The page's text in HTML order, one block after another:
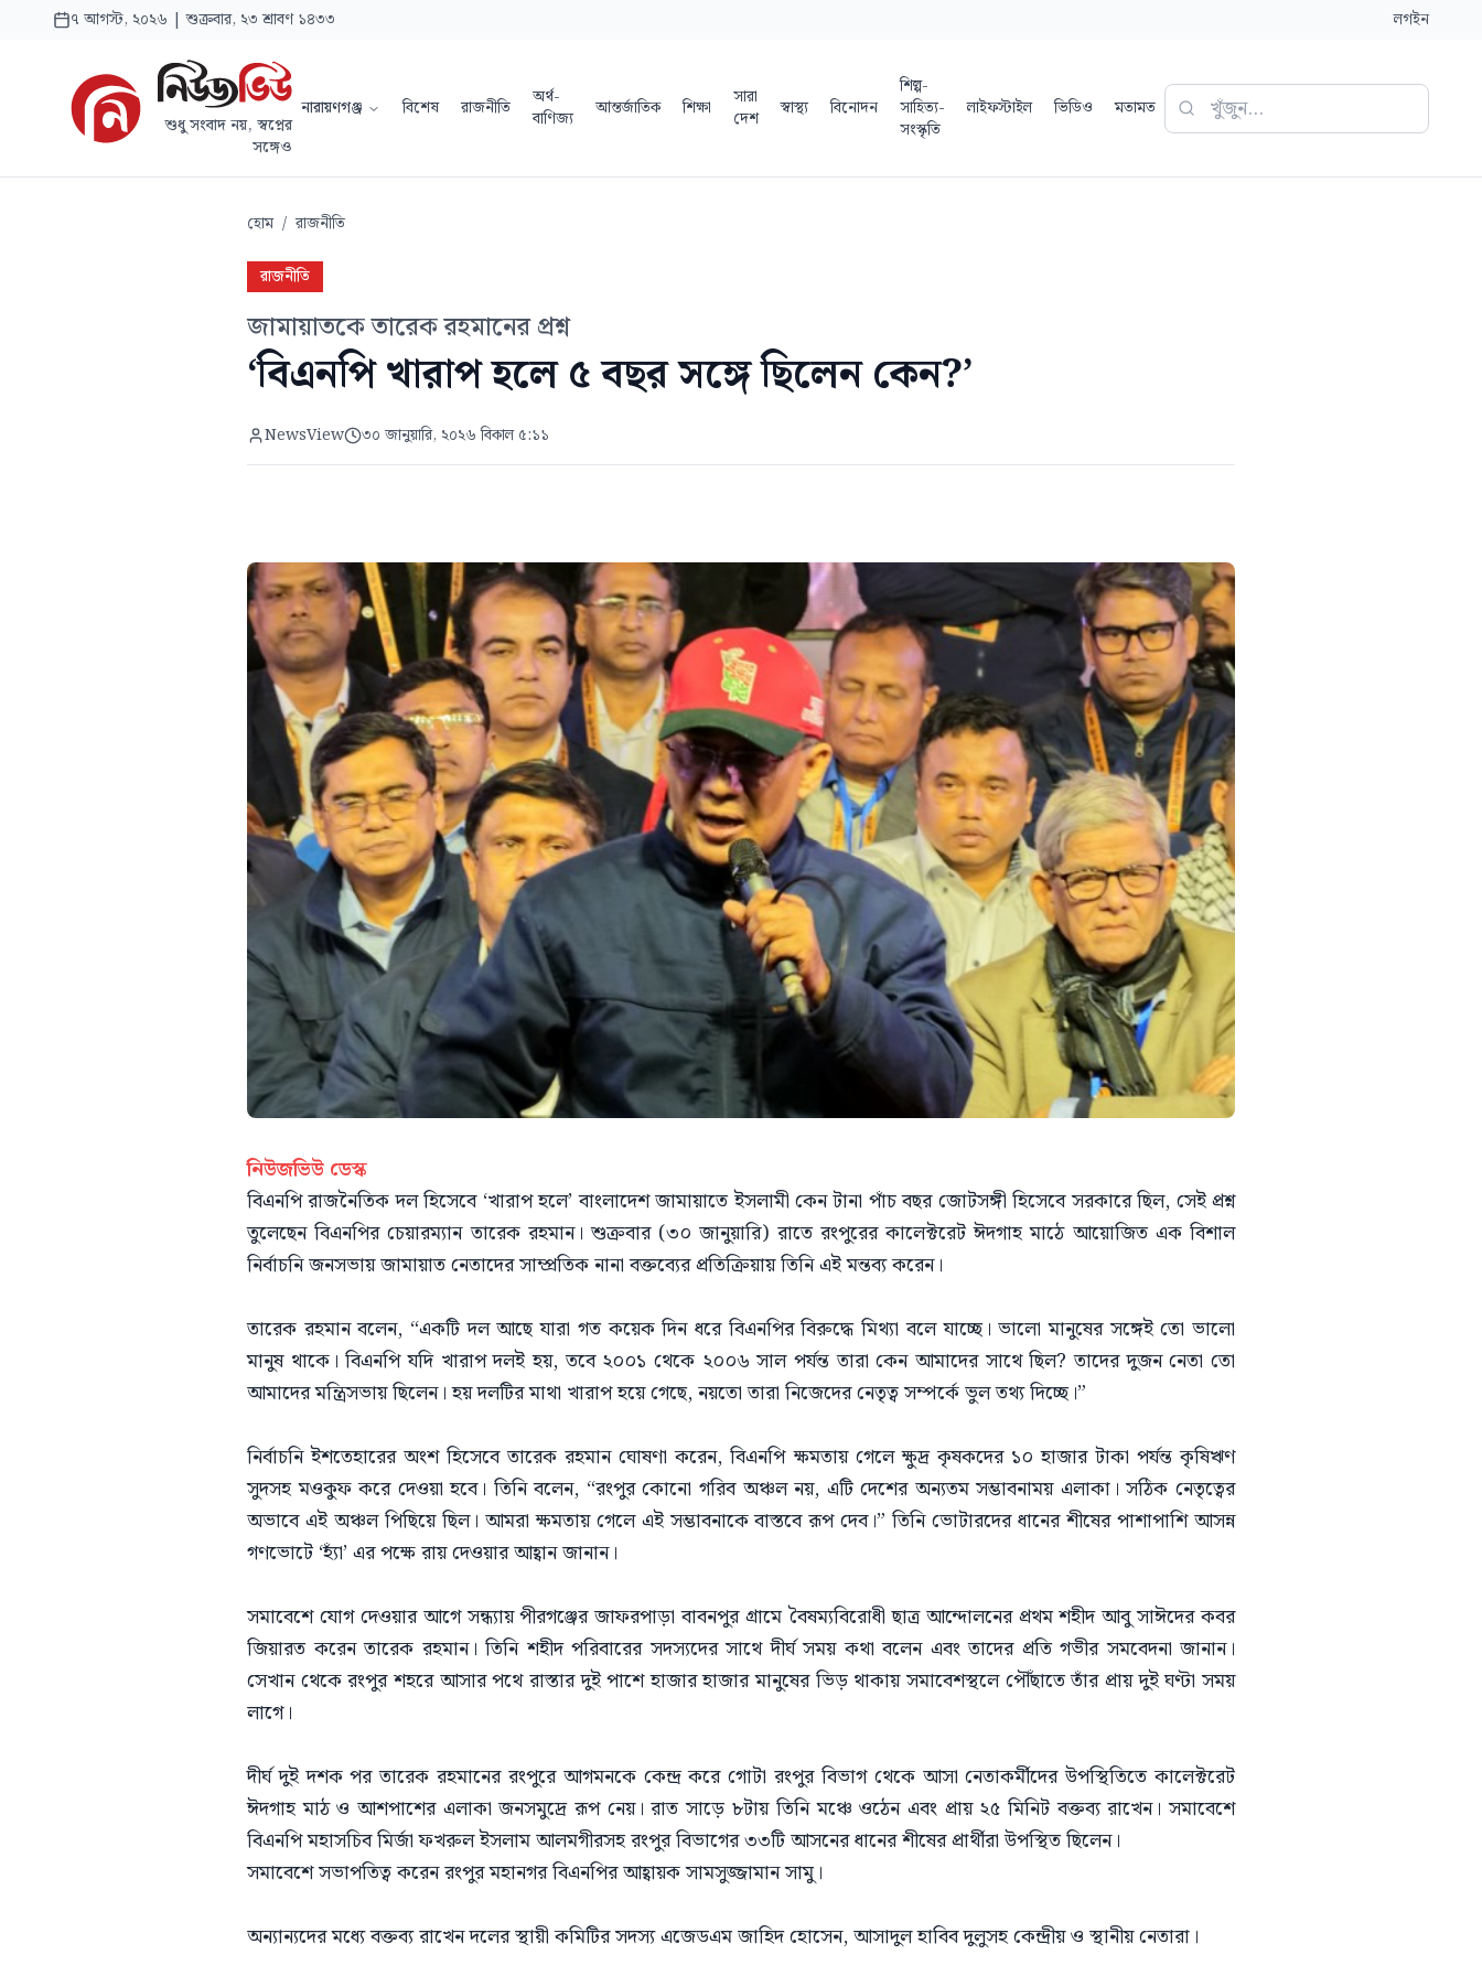
৭ আগস্ট, ২০২৬ | শুক্রবার, ২৩ শ্রাবণ ১৪৩৩ লগইন
শুধু সংবাদ নয়, স্বপ্নের
সঙ্গেও
নারায়ণগঞ্জ বিশেষ রাজনীতি
অর্থ-
বাণিজ্য
আন্তর্জাতিক শিক্ষা
সারা
দেশ
স্বাস্থ্য বিনোদন
শিল্প-
সাহিত্য-
সংস্কৃতি
লাইফস্টাইল ভিডিও মতামত
হোম / রাজনীতি
রাজনীতি
জামায়াতকে তারেক রহমানের প্রশ্ন
‘বিএনপি খারাপ হলে ৫ বছর সঙ্গে ছিলেন কেন?’
NewsView ৩০ জানুয়ারি, ২০২৬ বিকাল ৫:১১
নিউজভিউ ডেস্ক
বিএনপি রাজনৈতিক দল হিসেবে ‘খারাপ হলে’ বাংলাদেশ জামায়াতে ইসলামী কেন টানা পাঁচ বছর জোটসঙ্গী হিসেবে সরকারে ছিল, সেই প্রশ্ন
তুলেছেন বিএনপির চেয়ারম্যান তারেক রহমান। শুক্রবার (৩০ জানুয়ারি) রাতে রংপুরের কালেক্টরেট ঈদগাহ মাঠে আয়োজিত এক বিশাল
নির্বাচনি জনসভায় জামায়াত নেতাদের সাম্প্রতিক নানা বক্তব্যের প্রতিক্রিয়ায় তিনি এই মন্তব্য করেন।
​তারেক রহমান বলেন, “একটি দল আছে যারা গত কয়েক দিন ধরে বিএনপির বিরুদ্ধে মিথ্যা বলে যাচ্ছে। ভালো মানুষের সঙ্গেই তো ভালো
মানুষ থাকে। বিএনপি যদি খারাপ দলই হয়, তবে ২০০১ থেকে ২০০৬ সাল পর্যন্ত তারা কেন আমাদের সাথে ছিল? তাদের দুজন নেতা তো
আমাদের মন্ত্রিসভায় ছিলেন। হয় দলটির মাথা খারাপ হয়ে গেছে, নয়তো তারা নিজেদের নেতৃত্ব সম্পর্কে ভুল তথ্য দিচ্ছে।”
নির্বাচনি ইশতেহারের অংশ হিসেবে তারেক রহমান ঘোষণা করেন, বিএনপি ক্ষমতায় গেলে ক্ষুদ্র কৃষকদের ১০ হাজার টাকা পর্যন্ত কৃষিঋণ
সুদসহ মওকুফ করে দেওয়া হবে। তিনি বলেন, “রংপুর কোনো গরিব অঞ্চল নয়, এটি দেশের অন্যতম সম্ভাবনাময় এলাকা। সঠিক নেতৃত্বের
অভাবে এই অঞ্চল পিছিয়ে ছিল। আমরা ক্ষমতায় গেলে এই সম্ভাবনাকে বাস্তবে রূপ দেব।” তিনি ভোটারদের ধানের শীষের পাশাপাশি আসন্ন
গণভোটে ‘হ্যাঁ’ এর পক্ষে রায় দেওয়ার আহ্বান জানান।
সমাবেশে যোগ দেওয়ার আগে সন্ধ্যায় পীরগঞ্জের জাফরপাড়া বাবনপুর গ্রামে বৈষম্যবিরোধী ছাত্র আন্দোলনের প্রথম শহীদ আবু সাঈদের কবর
জিয়ারত করেন তারেক রহমান। তিনি শহীদ পরিবারের সদস্যদের সাথে দীর্ঘ সময় কথা বলেন এবং তাদের প্রতি গভীর সমবেদনা জানান।
সেখান থেকে রংপুর শহরে আসার পথে রাস্তার দুই পাশে হাজার হাজার মানুষের ভিড় থাকায় সমাবেশস্থলে পৌঁছাতে তাঁর প্রায় দুই ঘণ্টা সময়
লাগে।
দীর্ঘ দুই দশক পর তারেক রহমানের রংপুরে আগমনকে কেন্দ্র করে গোটা রংপুর বিভাগ থেকে আসা নেতাকর্মীদের উপস্থিতিতে কালেক্টরেট
ঈদগাহ মাঠ ও আশপাশের এলাকা জনসমুদ্রে রূপ নেয়। রাত সাড়ে ৮টায় তিনি মঞ্চে ওঠেন এবং প্রায় ২৫ মিনিট বক্তব্য রাখেন। সমাবেশে
বিএনপি মহাসচিব মির্জা ফখরুল ইসলাম আলমগীরসহ রংপুর বিভাগের ৩৩টি আসনের ধানের শীষের প্রার্থীরা উপস্থিত ছিলেন।
​সমাবেশে সভাপতিত্ব করেন রংপুর মহানগর বিএনপির আহ্বায়ক সামসুজ্জামান সামু।
অন্যান্যদের মধ্যে বক্তব্য রাখেন দলের স্থায়ী কমিটির সদস্য এজেডএম জাহিদ হোসেন, আসাদুল হাবিব দুলুসহ কেন্দ্রীয় ও স্থানীয় নেতারা।